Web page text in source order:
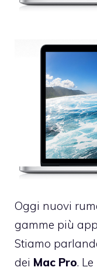
Oggi nuovi
gamme più
Stiamo
dei Mac Pro.